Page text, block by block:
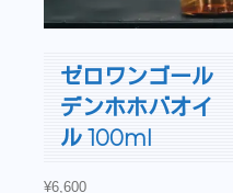
ゼロワンゴール
デンホホバオイ
ル 100ml
¥6,600